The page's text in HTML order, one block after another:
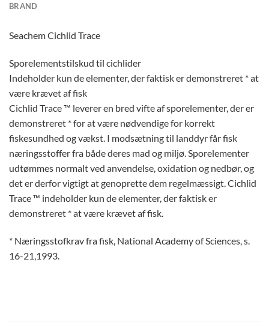
BRAND
Seachem Cichlid Trace
Sporelementstilskud til cichlider
Indeholder kun de elementer, der faktisk er demonstreret * at
være krævet af fisk
Cichlid Trace ™ leverer en bred vifte af sporelementer, der er
demonstreret * for at være nødvendige for korrekt
fiskesundhed og vækst. I modsætning til landdyr får fisk
næringsstoffer fra både deres mad og miljø. Sporelementer
udtømmes normalt ved anvendelse, oxidation og nedbør, og
det er derfor vigtigt at genoprette dem regelmæssigt. Cichlid
Trace ™ indeholder kun de elementer, der faktisk er
demonstreret * at være krævet af fisk.
* Næringsstofkrav fra fisk, National Academy of Sciences, s.
16-21,1993.